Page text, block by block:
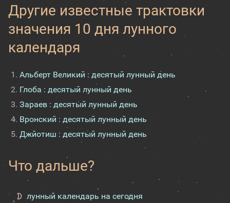
Другие известные трактовки
значения 10 дня лунного
календаря
Альберт Великий : десятый лунный день
Глоба : десятый лунный день
Зараев : десятый лунный день
Вронский : десятый лунный день
Джйотиш : десятый лунный день
Что дальше?
лунный календарь на сегодня